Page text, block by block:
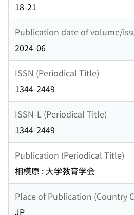
18-21
Publication date of volume/
2024-06
ISSN (Periodical Title)
1344-2449
ISSN-L (Periodical Title)
1344-2449
Publication (Periodical Title)
相模原 : 大学教育学会
Place of Publication (Country
JP